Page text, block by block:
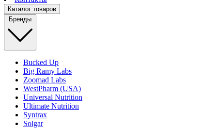
Каталог товаров
Бренды
Bucked Up
Big Ramy Labs
Zoomad Labs
WestPharm (USA)
Universal Nutrition
Ultimate Nutrition
Syntrax
Solgar